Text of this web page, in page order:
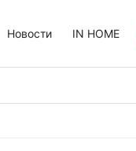
Новости IN HOME